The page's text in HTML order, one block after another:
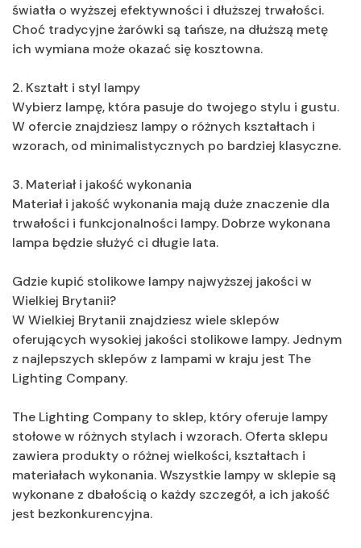
światła o wyższej efektywności i dłuższej trwałości.
Choć tradycyjne żarówki są tańsze, na dłuższą metę
ich wymiana może okazać się kosztowna.
2. Kształt i styl lampy
Wybierz lampę, która pasuje do twojego stylu i gustu.
W ofercie znajdziesz lampy o różnych kształtach i
wzorach, od minimalistycznych po bardziej klasyczne.
3. Materiał i jakość wykonania
Materiał i jakość wykonania mają duże znaczenie dla
trwałości i funkcjonalności lampy. Dobrze wykonana
lampa będzie służyć ci długie lata.
Gdzie kupić stolikowe lampy najwyższej jakości w
Wielkiej Brytanii?
W Wielkiej Brytanii znajdziesz wiele sklepów
oferujących wysokiej jakości stolikowe lampy. Jednym
z najlepszych sklepów z lampami w kraju jest The
Lighting Company.
The Lighting Company to sklep, który oferuje lampy
stołowe w różnych stylach i wzorach. Oferta sklepu
zawiera produkty o różnej wielkości, kształtach i
materiałach wykonania. Wszystkie lampy w sklepie są
wykonane z dbałością o każdy szczegół, a ich jakość
jest bezkonkurencyjna.